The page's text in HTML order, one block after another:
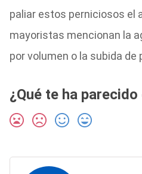
paliar estos perniciosos el
mayoristas mencionan la
por volumen o la subida de
¿Qué te ha